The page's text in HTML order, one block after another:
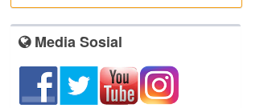
Media Sosial